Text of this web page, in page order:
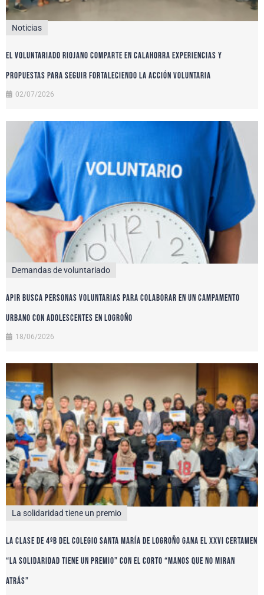
Noticias
El voluntariado riojano comparte en Calahorra experiencias y
propuestas para seguir fortaleciendo la acción voluntaria
02/07/2026
Demandas de voluntariado
APIR busca personas voluntarias para colaborar en un campamento
urbano con adolescentes en Logroño
18/06/2026
La solidaridad tiene un premio
La clase de 4ºB del colegio Santa María de Logroño gana el XXVI certamen
“La solidaridad tiene un premio” con el corto “Manos que no miran
atrás”